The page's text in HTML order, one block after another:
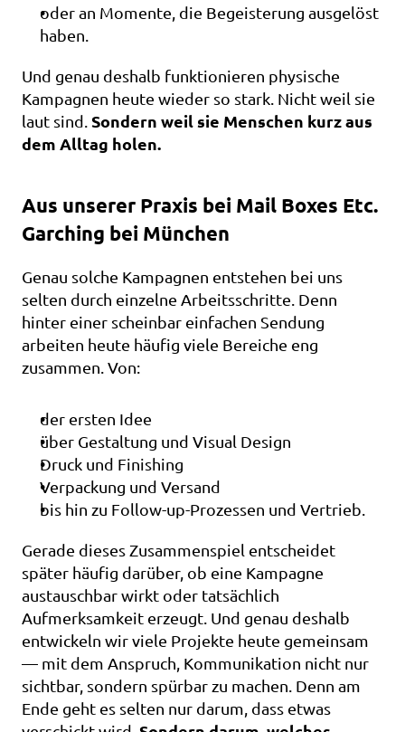
oder an Momente, die Begeisterung ausgelöst
haben.
Und genau deshalb funktionieren physische
Kampagnen heute wieder so stark. Nicht weil sie
laut sind. Sondern weil sie Menschen kurz aus
dem Alltag holen.
Aus unserer Praxis bei Mail Boxes Etc.
Garching bei München
Genau solche Kampagnen entstehen bei uns
selten durch einzelne Arbeitsschritte. Denn
hinter einer scheinbar einfachen Sendung
arbeiten heute häufig viele Bereiche eng
zusammen. Von:
der ersten Idee
über Gestaltung und Visual Design
Druck und Finishing
Verpackung und Versand
bis hin zu Follow-up-Prozessen und Vertrieb.
Gerade dieses Zusammenspiel entscheidet
später häufig darüber, ob eine Kampagne
austauschbar wirkt oder tatsächlich
Aufmerksamkeit erzeugt. Und genau deshalb
entwickeln wir viele Projekte heute gemeinsam
— mit dem Anspruch, Kommunikation nicht nur
sichtbar, sondern spürbar zu machen. Denn am
Ende geht es selten nur darum, dass etwas